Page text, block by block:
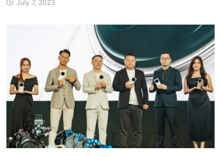
July 7, 2023